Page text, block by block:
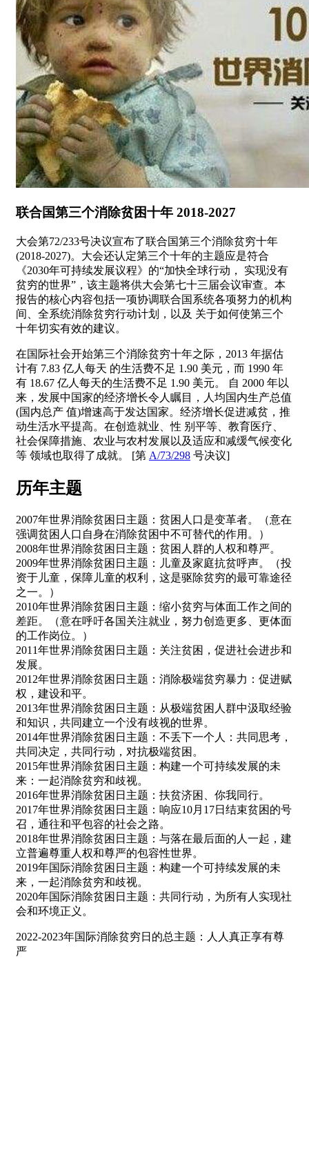
联合国第三个消除贫困十年 2018-2027
大会第72/233号决议宣布了联合国第三个消除贫穷十年
(2018-2027)。大会还认定第三个十年的主题应是符合
《2030年可持续发展议程》的“加快全球行动， 实现没有
贫穷的世界”，该主题将供大会第七十三届会议审查。本
报告的核心内容包括一项协调联合国系统各项努力的机构
间、全系统消除贫穷行动计划，以及 关于如何使第三个
十年切实有效的建议。
在国际社会开始第三个消除贫穷十年之际，2013 年据估
计有 7.83 亿人每天 的生活费不足 1.90 美元，而 1990 年
有 18.67 亿人每天的生活费不足 1.90 美元。 自 2000 年以
来，发展中国家的经济增长令人瞩目，人均国内生产总值
(国内总产 值)增速高于发达国家。经济增长促进减贫，推
动生活水平提高。在创造就业、性 别平等、教育医疗、
社会保障措施、农业与农村发展以及适应和减缓气候变化
等 领域也取得了成就。 [第 A/73/298 号决议]
历年主题
2007年世界消除贫困日主题：贫困人口是变革者。（意在
强调贫困人口自身在消除贫困中不可替代的作用。）
2008年世界消除贫困日主题：贫困人群的人权和尊严。
2009年世界消除贫困日主题：儿童及家庭抗贫呼声。（投
资于儿童，保障儿童的权利，这是驱除贫穷的最可靠途径
之一。）
2010年世界消除贫困日主题：缩小贫穷与体面工作之间的
差距。（意在呼吁各国关注就业，努力创造更多、更体面
的工作岗位。）
2011年世界消除贫困日主题：关注贫困，促进社会进步和
发展。
2012年世界消除贫困日主题：消除极端贫穷暴力：促进赋
权，建设和平。
2013年世界消除贫困日主题：从极端贫困人群中汲取经验
和知识，共同建立一个没有歧视的世界。
2014年世界消除贫困日主题：不丢下一个人：共同思考，
共同决定，共同行动，对抗极端贫困。
2015年世界消除贫困日主题：构建一个可持续发展的未
来：一起消除贫穷和歧视。
2016年世界消除贫困日主题：扶贫济困、你我同行。
2017年世界消除贫困日主题：响应10月17日结束贫困的号
召，通往和平包容的社会之路。
2018年世界消除贫困日主题：与落在最后面的人一起，建
立普遍尊重人权和尊严的包容性世界。
2019年国际消除贫困日主题：构建一个可持续发展的未
来，一起消除贫穷和歧视。
2020年国际消除贫困日主题：共同行动，为所有人实现社
会和环境正义。
2022-2023年国际消除贫穷日的总主题：人人真正享有尊
严